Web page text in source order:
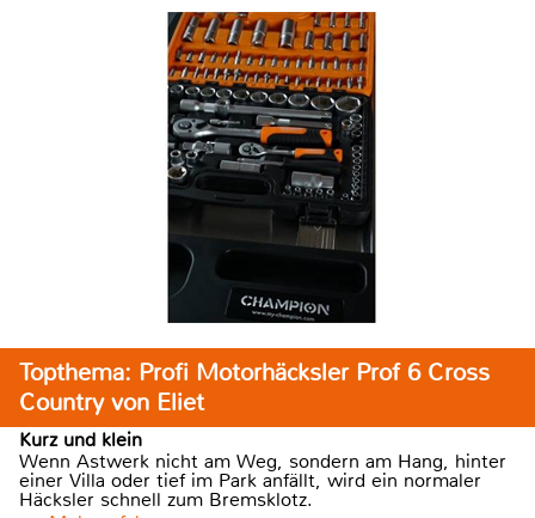
Topthema: Profi Motorhäcksler Prof 6 Cross
Country von Eliet
Kurz und klein
Wenn Astwerk nicht am Weg, sondern am Hang, hinter
einer Villa oder tief im Park anfällt, wird ein normaler
Häcksler schnell zum Bremsklotz.